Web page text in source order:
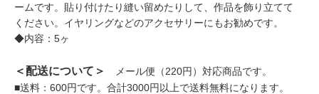
ームです。貼り付けたり縫い留めたりして、作品を飾り立てて
ください。イヤリングなどのアクセサリーにもお勧めです。
◆内容：5ヶ
＜配送について＞
メール便（220円）対応商品です。
■送料：600円です。合計3000円以上で送料無料になります。